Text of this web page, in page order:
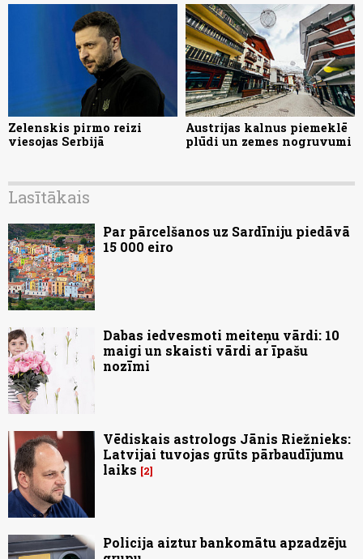
Zelenskis pirmo reizi
viesojas Serbijā
Austrijas kalnus piemeklē
plūdi un zemes nogruvumi
Lasītākais
Par pārcelšanos uz Sardīniju piedāvā
15 000 eiro
Dabas iedvesmoti meiteņu vārdi: 10
maigi un skaisti vārdi ar īpašu
nozīmi
Vēdiskais astrologs Jānis Riežnieks:
Latvijai tuvojas grūts pārbaudījumu
laiks
2
Policija aiztur bankomātu apzadzēju